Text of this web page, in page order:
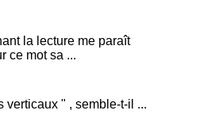
la lecture me paraît
ce mot sa ...
verticaux " , semble-t-il ...